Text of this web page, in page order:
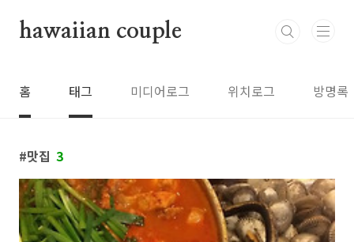
hawaiian couple
홈 태그 미디어로그 위치로그 방명록
맛집 3